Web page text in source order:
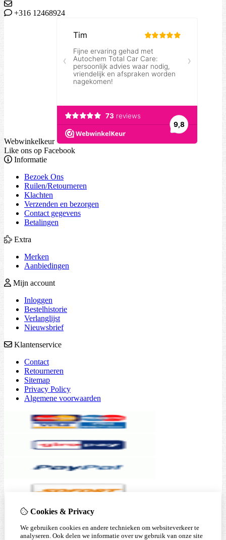
+316 12468924
Webwinkelkeur
Like ons op Facebook
Informatie
Bezoek Ons
Ruilen/Retourneren
Klachten
Verzenden en bezorgen
Contact gegevens
Betalingen
Extra
Merken
Aanbiedingen
Mijn account
Inloggen
Bestelhistorie
Verlanglijst
Nieuwsbrief
Klantenservice
Contact
Retourneren
Sitemap
Privacy Policy
Algemene voorwaarden
Cookies & Privacy
We gebruiken cookies en andere technieken om websiteverkeer te
analyseren. Ook delen we informatie over uw gebruik van onze site